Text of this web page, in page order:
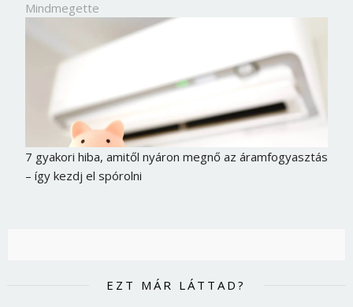
Mindmegette
7 gyakori hiba, amitől nyáron megnő az áramfogyasztás
– így kezdj el spórolni
EZT MÁR LÁTTAD?